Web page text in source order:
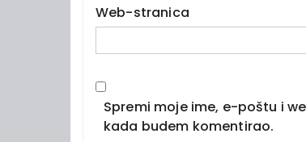
Web-stranica
Spremi moje ime, e-poštu i
kada budem komentirao.